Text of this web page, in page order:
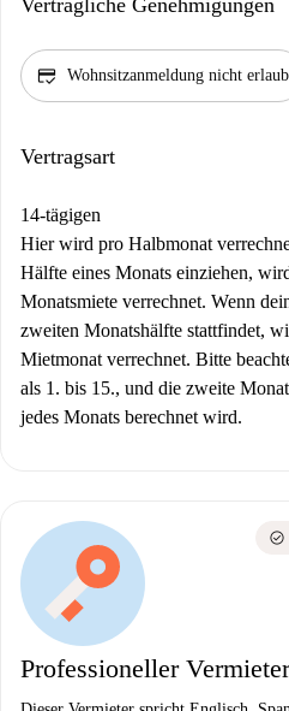
credit_score Wohnsitzanmeldung nicht erlaub
Vertragsart
14-tägigen
Hier wird pro Halbmonat
Hälfte eines Monats einziehen,
Monatsmiete verrechnet. Wenn
zweiten Monatshälfte stattfindet,
Mietmonat verrechnet. Bitte
als 1. bis 15., und die zweite
jedes Monats berechnet wird.
Professioneller Vermieter
check_circle